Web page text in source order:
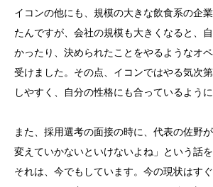
イコンの他にも、規模の大きな飲食系の企
たんですが、会社の規模も大きくなると、
かったり、決められたことをやるようなオ
受けました。その点、イコンではやる気次
しやすく、自分の性格にも合っているように
また、採用選考の面接の時に、代表の佐野
変えていかないといけないよね」という話を
それは、今でもしています。今の現状はす